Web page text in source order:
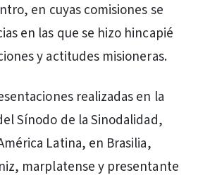
en cuyas comisiones se
en las que se hizo hincapié
y actitudes misioneras.
realizadas en la
Sínodo de la Sinodalidad,
Latina, en Brasilia,
marplatense y presentante